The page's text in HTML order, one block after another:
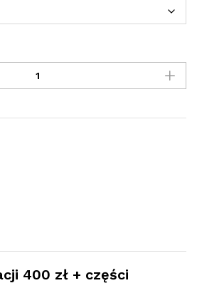
400 zł + części